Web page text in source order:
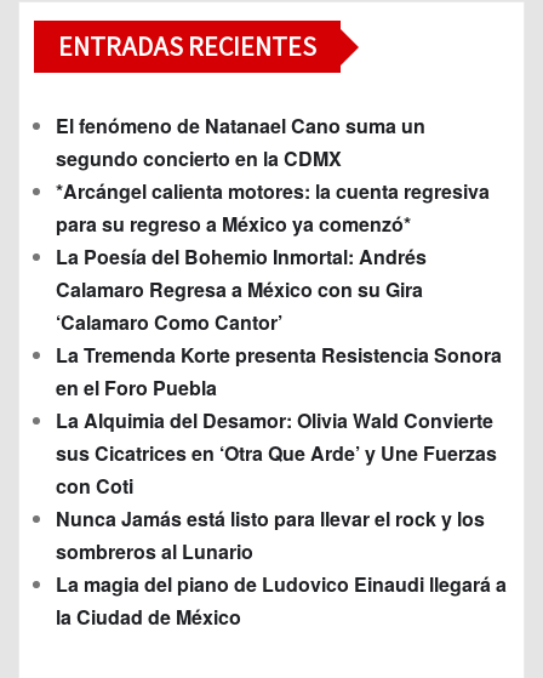
ENTRADAS RECIENTES
El fenómeno de Natanael Cano suma un
segundo concierto en la CDMX
*Arcángel calienta motores: la cuenta regresiva
para su regreso a México ya comenzó*
La Poesía del Bohemio Inmortal: Andrés
Calamaro Regresa a México con su Gira
‘Calamaro Como Cantor’
La Tremenda Korte presenta Resistencia Sonora
en el Foro Puebla
La Alquimia del Desamor: Olivia Wald Convierte
sus Cicatrices en ‘Otra Que Arde’ y Une Fuerzas
con Coti
Nunca Jamás está listo para llevar el rock y los
sombreros al Lunario
La magia del piano de Ludovico Einaudi llegará a
la Ciudad de México